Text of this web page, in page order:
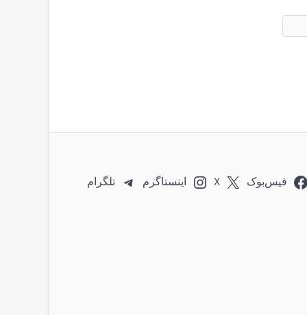
فیس‌بوک X اینستاگرم تلگرام